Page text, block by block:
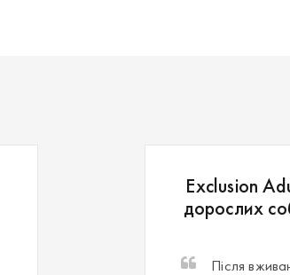
Exclusion
дорослих
Після